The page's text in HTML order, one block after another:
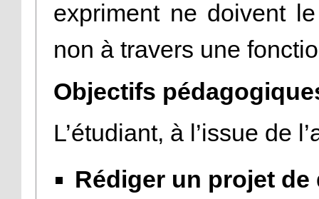
expriment ne doivent
non à travers une
Objectifs
L’étudiant, à l’issue de
Rédiger un projet